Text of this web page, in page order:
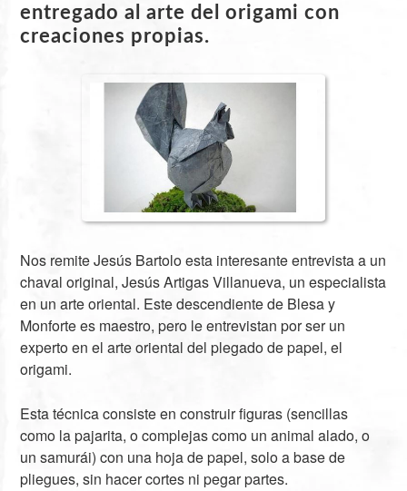
entregado al arte del origami con
creaciones propias.
Nos remite Jesús Bartolo esta interesante entrevista a un
chaval original, Jesús Artigas Villanueva, un especialista
en un arte oriental. Este descendiente de Blesa y
Monforte es maestro, pero le entrevistan por ser un
experto en el arte oriental del plegado de papel, el
origami.
Esta técnica consiste en construir figuras (sencillas
como la pajarita, o complejas como un animal alado, o
un samurái) con una hoja de papel, solo a base de
pliegues, sin hacer cortes ni pegar partes.